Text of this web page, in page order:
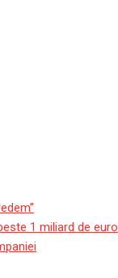
1 miliard de euro